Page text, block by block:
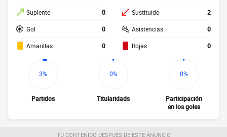
Suplente 0
Gol 0
Amarillas 0
Sustituido 2
Asistencias 0
Rojas 0
3%
Partidos
0%
Titularidads
0%
Participación
en los goles
TU CONTENIDO DESPUÉS DE ESTE ANUNCIO